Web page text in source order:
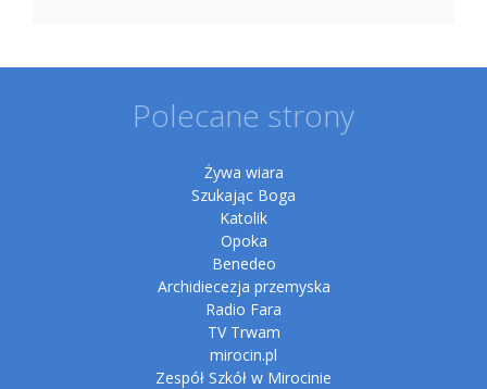
Polecane strony
Żywa wiara
Szukając Boga
Katolik
Opoka
Benedeo
Archidiecezja przemyska
Radio Fara
TV Trwam
mirocin.pl
Zespół Szkół w Mirocinie